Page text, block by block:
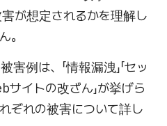
が想定されるかを理解し
。
例は、「情報漏洩」「セッ
サイトの改ざん」が挙げら
ぞれの被害について詳し